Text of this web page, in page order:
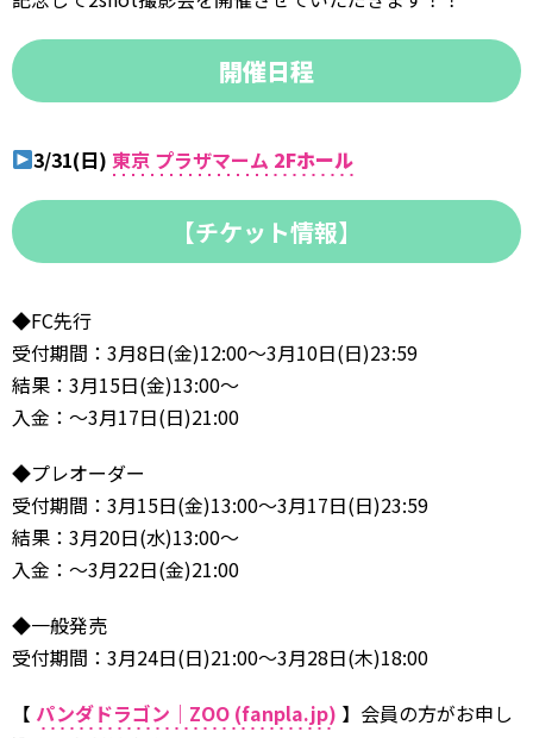
開催日程
3/31(日) 東京 プラザマーム 2Fホール
【チケット情報】
◆FC先行
受付期間：3月8日(金)12:00～3月10日(日)23:59
結果：3月15日(金)13:00～
入金：～3月17日(日)21:00
◆プレオーダー
受付期間：3月15日(金)13:00～3月17日(日)23:59
結果：3月20日(水)13:00～
入金：～3月22日(金)21:00
◆一般発売
受付期間：3月24日(日)21:00～3月28日(木)18:00
【 パンダドラゴン｜ZOO (fanpla.jp) 】会員の方がお申し